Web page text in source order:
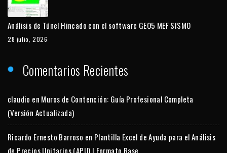
Análisis de Túnel Hincado con el software GEO5 MEF SISMO
28 julio, 2026
Comentarios Recientes
claudio en Muros de Contención: Guía Profesional Completa
(Versión Actualizada)
Ricardo Ernesto Barroso en Plantilla Excel de Ayuda para el Análisis
de Precios Unitarios (APU) | Formato Base